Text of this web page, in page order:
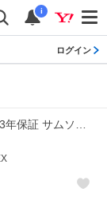
i
ログイン